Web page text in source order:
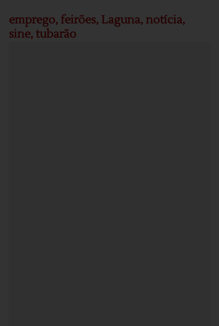
emprego, feirões, Laguna, notícia,
sine, tubarão